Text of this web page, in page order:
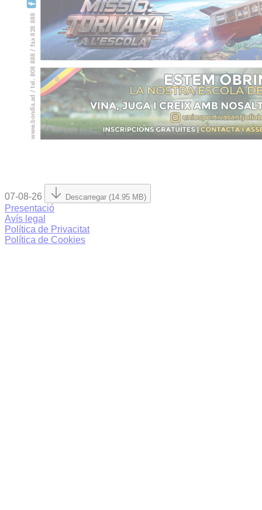
07-08-26 Descarregar (14.95 MB)
Presentació
Avís legal
Política de Privacitat
Política de Cookies